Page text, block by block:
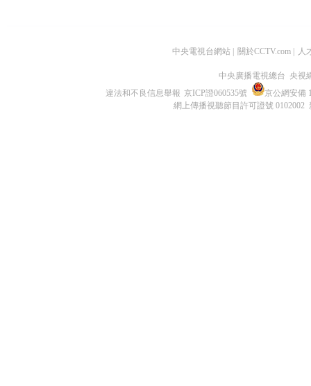
中央電視台網站 關於CCTV.com 人
中央廣播電視總台 央視
違法和不良信息舉報 京ICP證060535號
京公網安備
網上傳播視聽節目許可證號 0102002